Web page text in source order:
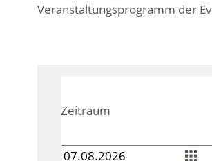
Veranstaltungsprogramm der
Zeitraum